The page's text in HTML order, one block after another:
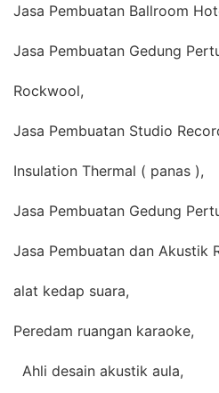
Jasa Pembuatan Ballroom
Jasa Pembuatan Gedung
Rockwool,
Jasa Pembuatan Studio
Insulation Thermal ( panas ),
Jasa Pembuatan Gedung
Jasa Pembuatan dan Akustik
alat kedap suara,
Peredam ruangan karaoke,
Ahli desain akustik aula,